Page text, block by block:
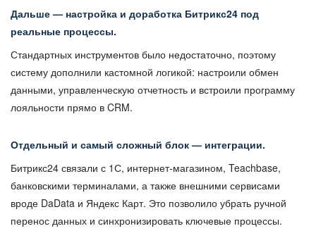
Дальше — настройка и доработка Битрикс24 под
реальные процессы.
Стандартных инструментов было недостаточно, поэтому
систему дополнили кастомной логикой: настроили обмен
данными, управленческую отчетность и встроили программу
лояльности прямо в CRM.
Отдельный и самый сложный блок — интеграции.
Битрикс24 связали с 1С, интернет-магазином, Teachbase,
банковскими терминалами, а также внешними сервисами
вроде DaData и Яндекс Карт. Это позволило убрать ручной
перенос данных и синхронизировать ключевые процессы.